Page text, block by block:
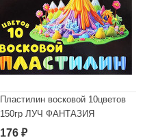
Пластилин восковой 10цветов
150гр ЛУЧ ФАНТАЗИЯ
классический+
176 ₽